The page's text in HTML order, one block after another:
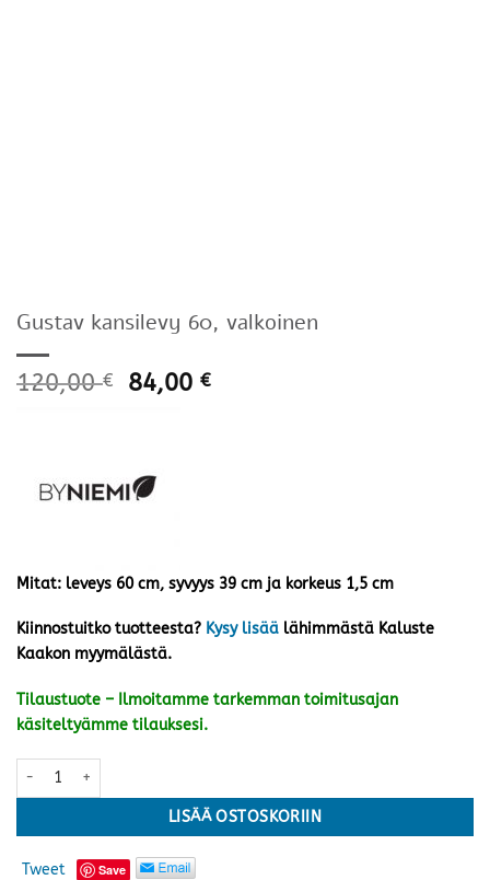
Gustav kansilevy 60, valkoinen
120,00€ 84,00€
Mitat: leveys 60 cm, syvyys 39 cm ja korkeus 1,5 cm
Kiinnostuitko tuotteesta? Kysy lisää lähimmästä Kaluste
Kaakon myymälästä.
Tilaustuote – Ilmoitamme tarkemman toimitusajan
käsiteltyämme tilauksesi.
Gustav kansilevy 60, valkoinen määrä
LISÄÄ OSTOSKORIIN
Tweet Save